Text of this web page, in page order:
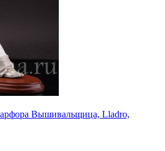
Вышивальщица, Lladro,